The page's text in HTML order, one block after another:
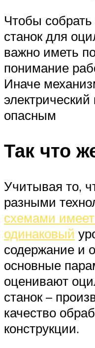
Чтобы
станок для
важно иметь
понимание
Иначе
опасным
Так что
Учитывая то,
разными
схемами имеет
одинаковый
содержание и
основные
оценивают
станок –
качество
конструкции.